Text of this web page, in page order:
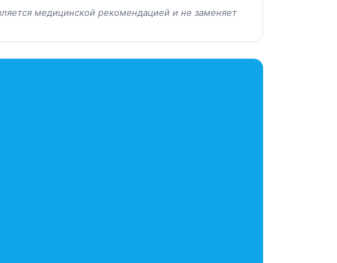
медицинской рекомендацией и не заменяет